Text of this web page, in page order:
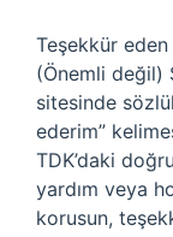
Teşekkür
(Önemli değil)
sitesinde
ederim”
TDK’daki
yardım veya
korusun,